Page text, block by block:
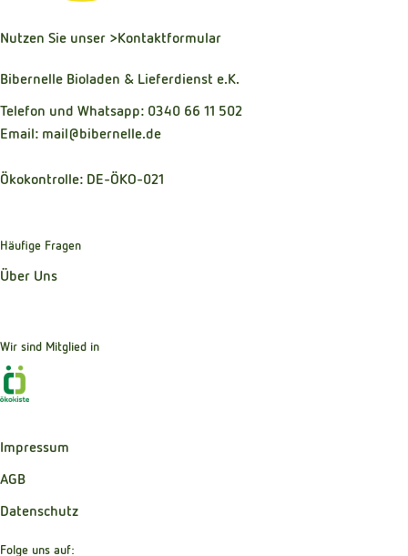
Nutzen Sie unser >Kontaktformular
Bibernelle Bioladen & Lieferdienst e.K.
Telefon und Whatsapp: 0340 66 11 502
Email: mail@bibernelle.de
Ökokontrolle: DE-ÖKO-021
Häufige Fragen
Über Uns
Wir sind Mitglied in
Impressum
AGB
Datenschutz
Folge uns auf: